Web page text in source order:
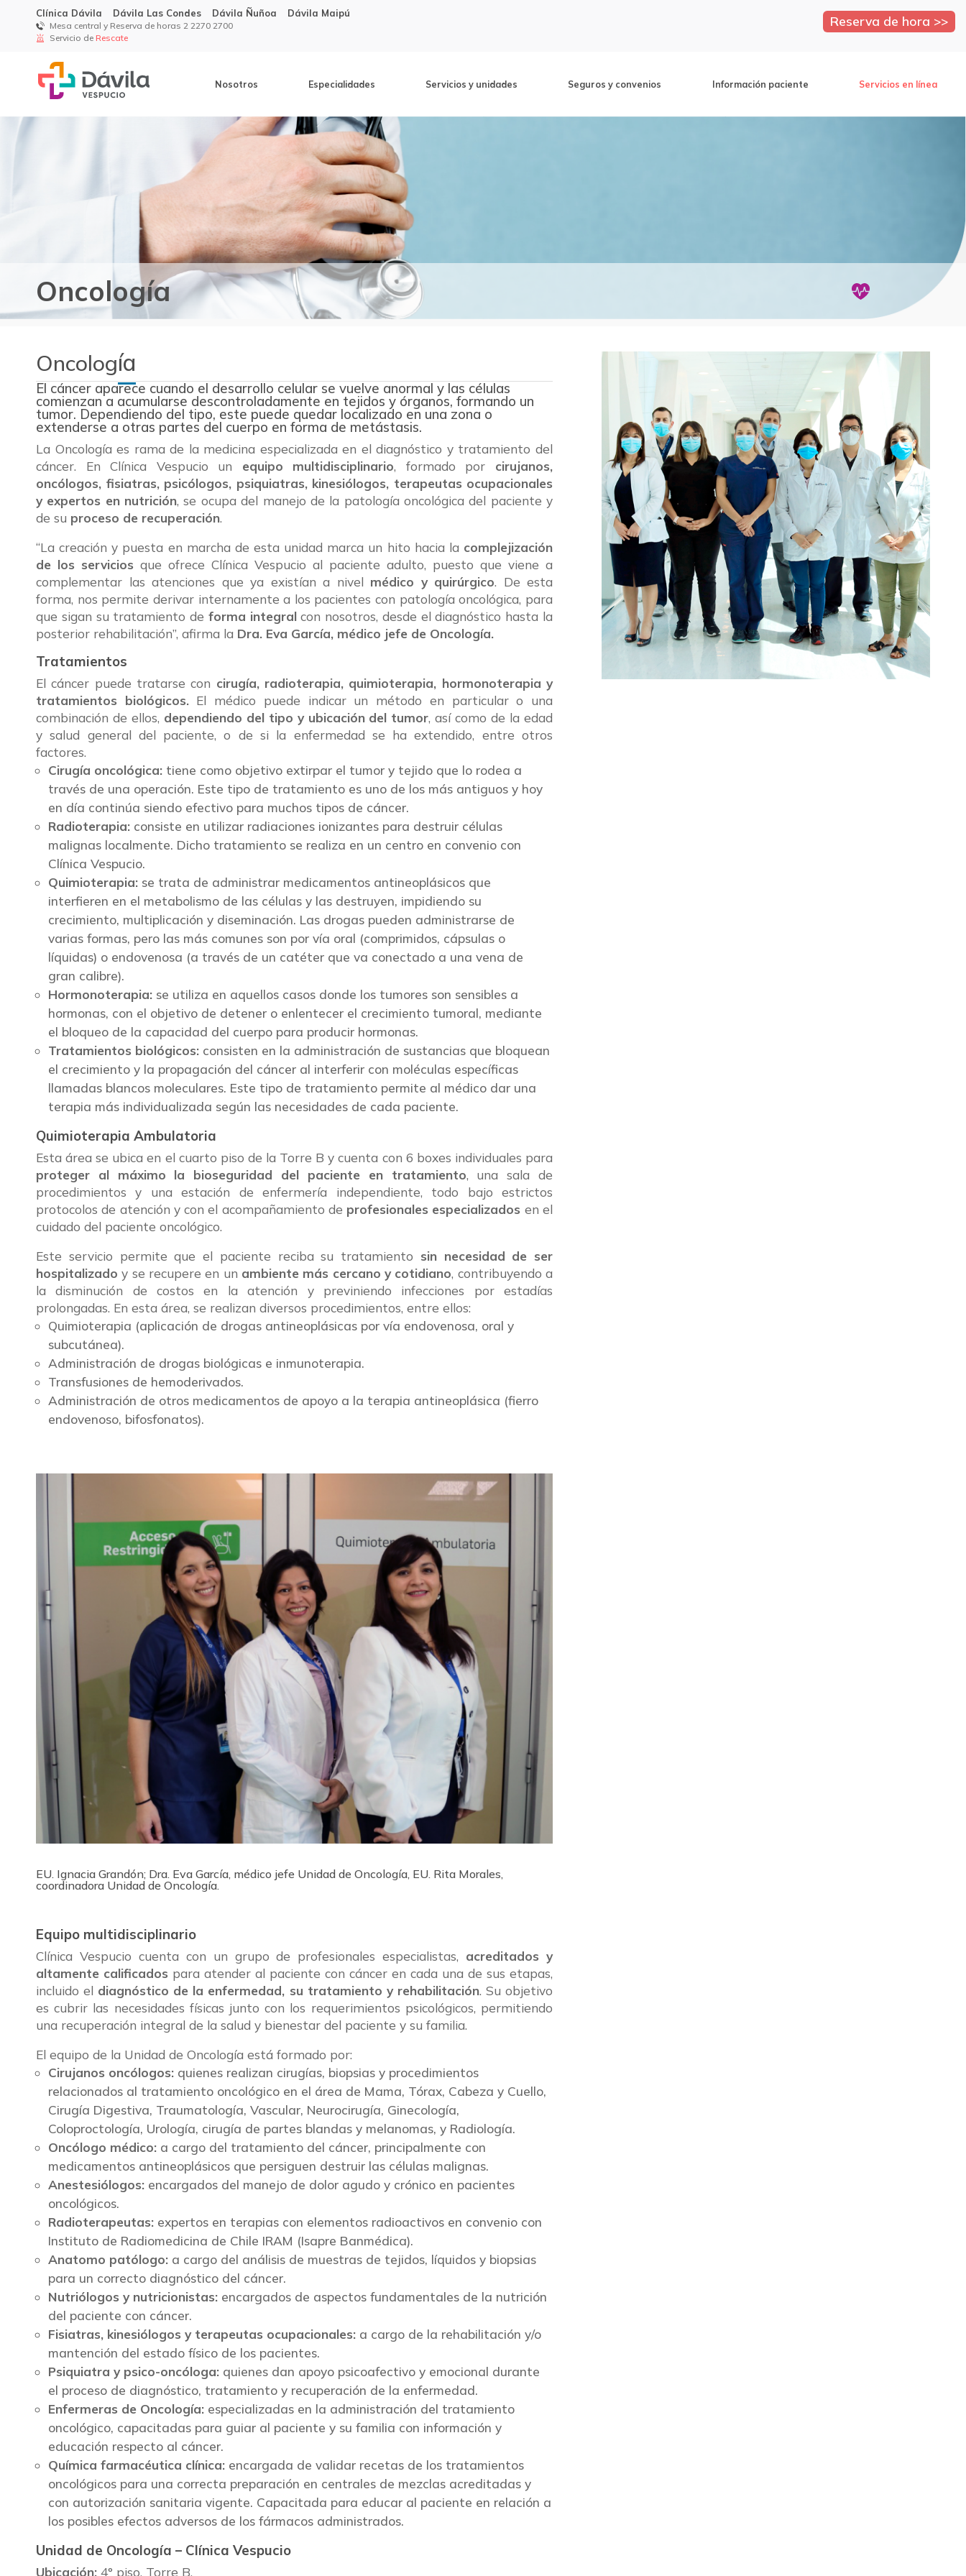
Clínica Dávila Dávila Las Condes Dávila Ñuñoa Dávila Maipú Reserva de hora >>
Mesa central y Reserva de horas 2 2270 2700
Servicio de Rescate
Nosotros Especialidades Servicios y unidades Seguros y convenios Información paciente Servicios en línea
Oncología
Oncología
El cáncer aparece cuando el desarrollo celular se vuelve anormal y las células
comienzan a acumularse descontroladamente en tejidos y órganos, formando un
tumor. Dependiendo del tipo, este puede quedar localizado en una zona o
extenderse a otras partes del cuerpo en forma de metástasis.
La Oncología es rama de la medicina especializada en el diagnóstico y tratamiento del
cáncer. En Clínica Vespucio un equipo multidisciplinario, formado por cirujanos,
oncólogos, fisiatras, psicólogos, psiquiatras, kinesiólogos, terapeutas ocupacionales
y expertos en nutrición, se ocupa del manejo de la patología oncológica del paciente y
de su proceso de recuperación.
“La creación y puesta en marcha de esta unidad marca un hito hacia la complejización
de los servicios que ofrece Clínica Vespucio al paciente adulto, puesto que viene a
complementar las atenciones que ya existían a nivel médico y quirúrgico. De esta
forma, nos permite derivar internamente a los pacientes con patología oncológica, para
que sigan su tratamiento de forma integralcon nosotros, desde el diagnóstico hasta la
posterior rehabilitación”, afirma la Dra. Eva García, médico jefe de Oncología.
Tratamientos
El cáncer puede tratarse con cirugía, radioterapia, quimioterapia, hormonoterapia y
tratamientos biológicos.El médico puede indicar un método en particular o una
combinación de ellos, dependiendo del tipo y ubicación del tumor, así como de la edad
y salud general del paciente, o de si la enfermedad se ha extendido, entre otros
factores.
Cirugía oncológica: tiene como objetivo extirpar el tumor y tejido que lo rodea a
través de una operación. Este tipo de tratamiento es uno de los más antiguos y hoy
en día continúa siendo efectivo para muchos tipos de cáncer.
Radioterapia: consiste en utilizar radiaciones ionizantes para destruir células
malignas localmente. Dicho tratamiento se realiza en un centro en convenio con
Clínica Vespucio.
Quimioterapia: se trata de administrar medicamentos antineoplásicos que
interfieren en el metabolismo de las células y las destruyen, impidiendo su
crecimiento, multiplicación y diseminación. Las drogas pueden administrarse de
varias formas, pero las más comunes son por vía oral (comprimidos, cápsulas o
líquidas) o endovenosa (a través de un catéter que va conectado a una vena de
gran calibre).
Hormonoterapia: se utiliza en aquellos casos donde los tumores son sensibles a
hormonas, con el objetivo de detener o enlentecer el crecimiento tumoral, mediante
el bloqueo de la capacidad del cuerpo para producir hormonas.
Tratamientos biológicos: consisten en la administración de sustancias que bloquean
el crecimiento y la propagación del cáncer al interferir con moléculas específicas
llamadas blancos moleculares. Este tipo de tratamiento permite al médico dar una
terapia más individualizada según las necesidades de cada paciente.
Quimioterapia Ambulatoria
Esta área se ubica en el cuarto piso de la Torre B y cuenta con 6 boxes individuales para
proteger al máximo la bioseguridad del paciente en tratamiento, una sala de
procedimientos y una estación de enfermería independiente, todo bajo estrictos
protocolos de atención y con el acompañamiento de profesionales especializados en el
cuidado del paciente oncológico.
Este servicio permite que el paciente reciba su tratamiento sin necesidad de ser
hospitalizado y se recupere en un ambiente más cercano y cotidiano, contribuyendo a
la disminución de costos en la atención y previniendo infecciones por estadías
prolongadas. En esta área, se realizan diversos procedimientos, entre ellos:
Quimioterapia (aplicación de drogas antineoplásicas por vía endovenosa, oral y
subcutánea).
Administración de drogas biológicas e inmunoterapia.
Transfusiones de hemoderivados.
Administración de otros medicamentos de apoyo a la terapia antineoplásica (fierro
endovenoso, bifosfonatos).
EU. Ignacia Grandón; Dra. Eva García, médico jefe Unidad de Oncología, EU. Rita Morales,
coordinadora Unidad de Oncología.
Equipo multidisciplinario
Clínica Vespucio cuenta con un grupo de profesionales especialistas, acreditados y
altamente calificados para atender al paciente con cáncer en cada una de sus etapas,
incluido el diagnóstico de la enfermedad, su tratamiento y rehabilitación. Su objetivo
es cubrir las necesidades físicas junto con los requerimientos psicológicos, permitiendo
una recuperación integral de la salud y bienestar del paciente y su familia.
El equipo de la Unidad de Oncología está formado por:
Cirujanos oncólogos: quienes realizan cirugías, biopsias y procedimientos
relacionados al tratamiento oncológico en el área de Mama, Tórax, Cabeza y Cuello,
Cirugía Digestiva, Traumatología, Vascular, Neurocirugía, Ginecología,
Coloproctología, Urología, cirugía de partes blandas y melanomas, y Radiología.
Oncólogo médico: a cargo del tratamiento del cáncer, principalmente con
medicamentos antineoplásicos que persiguen destruir las células malignas.
Anestesiólogos: encargados del manejo de dolor agudo y crónico en pacientes
oncológicos.
Radioterapeutas: expertos en terapias con elementos radioactivos en convenio con
Instituto de Radiomedicina de Chile IRAM (Isapre Banmédica).
Anatomo patólogo: a cargo del análisis de muestras de tejidos, líquidos y biopsias
para un correcto diagnóstico del cáncer.
Nutriólogos y nutricionistas: encargados de aspectos fundamentales de la nutrición
del paciente con cáncer.
Fisiatras, kinesiólogos y terapeutas ocupacionales: a cargo de la rehabilitación y/o
mantención del estado físico de los pacientes.
Psiquiatra y psico-oncóloga: quienes dan apoyo psicoafectivo y emocional durante
el proceso de diagnóstico, tratamiento y recuperación de la enfermedad.
Enfermeras de Oncología: especializadas en la administración del tratamiento
oncológico, capacitadas para guiar al paciente y su familia con información y
educación respecto al cáncer.
Química farmacéutica clínica: encargada de validar recetas de los tratamientos
oncológicos para una correcta preparación en centrales de mezclas acreditadas y
con autorización sanitaria vigente. Capacitada para educar al paciente en relación a
los posibles efectos adversos de los fármacos administrados.
Unidad de Oncología – Clínica Vespucio
Ubicación: 4° piso, Torre B.